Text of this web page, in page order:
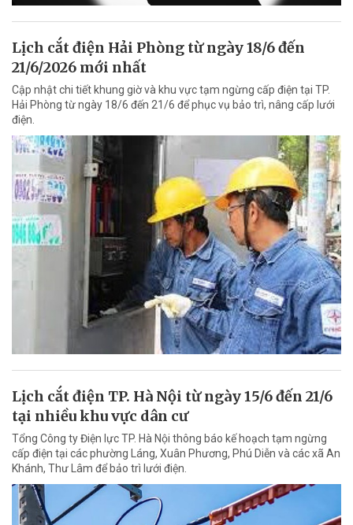
Lịch cắt điện Hải Phòng từ ngày 18/6 đến
21/6/2026 mới nhất
Cập nhật chi tiết khung giờ và khu vực tạm ngừng cấp điện tại TP.
Hải Phòng từ ngày 18/6 đến 21/6 để phục vụ bảo trì, nâng cấp lưới
điện.
Lịch cắt điện TP. Hà Nội từ ngày 15/6 đến 21/6
tại nhiều khu vực dân cư
Tổng Công ty Điện lực TP. Hà Nội thông báo kế hoạch tạm ngừng
cấp điện tại các phường Láng, Xuân Phương, Phú Diễn và các xã An
Khánh, Thư Lâm để bảo trì lưới điện.